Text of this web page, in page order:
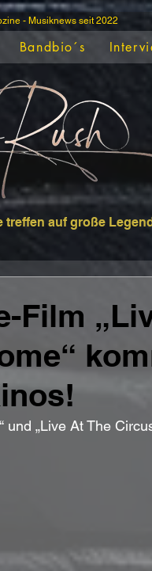
- Musiknews seit 2022
Bandbio´s
treffen auf große
Film
„Live At The